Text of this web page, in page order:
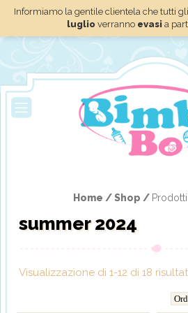
Informiamo la gentile clientela che tutti gli
luglio verranno evasi a
Home /Shop /
summer 2024
Visualizzazione di 1-12 di 18